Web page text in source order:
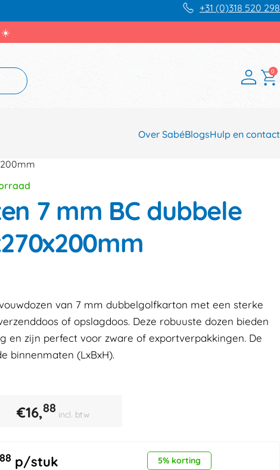
+31 (0)318 520 298
☀️
0
Over SabéBlogsHulp en contact
7 mm BC dubbele
van 7 mm dubbelgolfkarton met een sterke
of opslagdoos. Deze robuuste dozen bieden
en zijn perfect voor zware of exportverpakkingen. De
binnenmaten (LxBxH).
€16,88 incl. btw
88 p/stuk 5% korting